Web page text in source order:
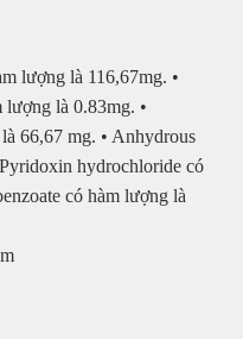
lượng là 116,67mg. •
lượng là 0.83mg. •
66,67 mg. • Anhydrous
hydrochloride có
có hàm lượng là